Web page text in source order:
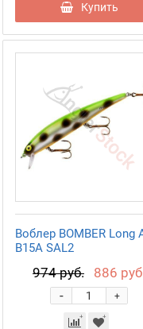
Купить
Воблер BOMBER Long
B15A SAL2
974 руб. 886
+
-